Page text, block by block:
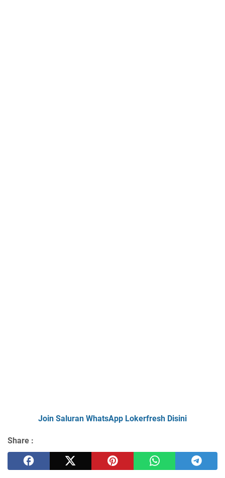
Join Saluran WhatsApp Lokerfresh Disini
Share :